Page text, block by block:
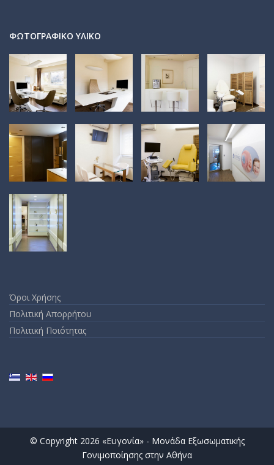
ΦΩΤΟΓΡΑΦΙΚΌ ΥΛΙΚΌ
Όροι Χρήσης
Πολιτική Απορρήτου
Πολιτική Ποιότητας
© Copyright 2026 «Ευγονία» - Μονάδα Εξωσωματικής
Γονιμοποίησης στην Αθήνα